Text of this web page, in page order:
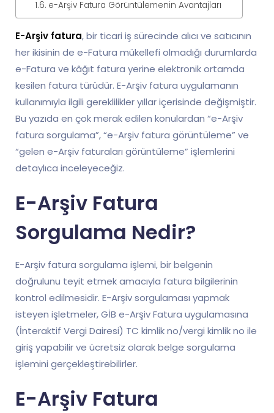
e-Arşiv Fatura Görüntülemenin Avantajları
E-Arşiv fatura, bir ticari iş sürecinde alıcı ve satıcının
her ikisinin de e-Fatura mükellefi olmadığı durumlarda
e-Fatura ve kâğıt fatura yerine elektronik ortamda
kesilen fatura türüdür. E-Arşiv fatura uygulamanın
kullanımıyla ilgili gereklilikler yıllar içerisinde değişmiştir.
Bu yazıda en çok merak edilen konulardan “e-Arşiv
fatura sorgulama”, “e-Arşiv fatura görüntüleme” ve
“gelen e-Arşiv faturaları görüntüleme” işlemlerini
detaylıca inceleyeceğiz.
E-Arşiv Fatura
Sorgulama Nedir?
E-Arşiv fatura sorgulama işlemi, bir belgenin
doğrulunu teyit etmek amacıyla fatura bilgilerinin
kontrol edilmesidir. E-Arşiv sorgulaması yapmak
isteyen işletmeler, GİB e-Arşiv Fatura uygulamasına
(İnteraktif Vergi Dairesi) TC kimlik no/vergi kimlik no ile
giriş yapabilir ve ücretsiz olarak belge sorgulama
işlemini gerçekleştirebilirler.
E-Arşiv Fatura